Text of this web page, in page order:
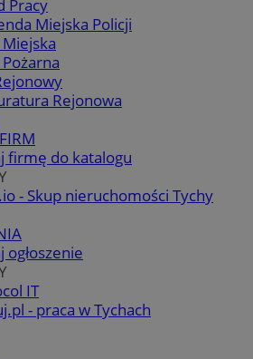
Pracy
Miejska Policji
Rejonowa
firmę do katalogu
- Skup nieruchomości Tychy
ogłoszenie
IT
- praca w Tychach